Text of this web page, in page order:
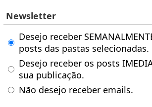
Newsletter
Desejo receber
posts das pastas selecionadas.
Desejo receber os posts
sua publicação.
Não desejo receber emails.